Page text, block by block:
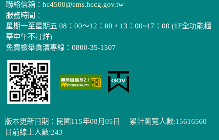
聯絡信箱： hc4500@ems.hccg.gov.tw
服務時間：
星期一至星期五 08：00～12：00，13：00~17：00 (1F全功能櫃
臺中午不打烊)
免費檢舉貪瀆專線：0800-35-1507
版本更新日期：民國115年08月05日
累計瀏覽人數:15616560
目前線上人數:243